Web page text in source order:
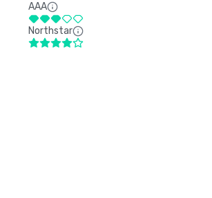
AAA
Northstar